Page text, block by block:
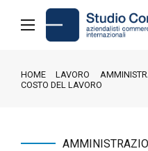
HOME LAVORO
COSTO DEL LAVORO